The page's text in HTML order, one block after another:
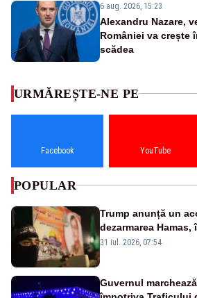
6 aug. 2026, 15:23
Alexandru Nazare,
României va crește
scădea
URMĂREȘTE-NE PE
Facebook YouTube
POPULAR
Trump anunță un
dezarmarea
Israelului rămâne
31 iul. 2026, 07:54
Guvernul